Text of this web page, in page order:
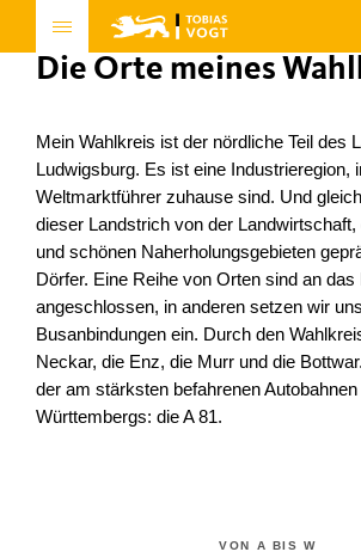
Die Orte meines
Mein Wahlkreis ist der nördliche Teil des
Ludwigsburg. Es ist eine Industrieregion,
Weltmarktführer zuhause sind. Und
dieser Landstrich von der
und schönen Naherholungsgebieten
Dörfer. Eine Reihe von Orten sind an
angeschlossen, in anderen setzen wir
Busanbindungen ein. Durch den
Neckar, die Enz, die Murr und die
der am stärksten befahrenen
Württembergs: die A 81.
VON A BIS W